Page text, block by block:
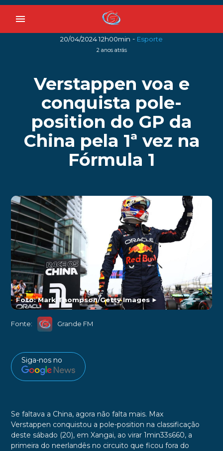
menu
20/04/2024 12h00min - Esporte
2 anos atrás
Verstappen voa e
conquista pole-
position do GP da
China pela 1ª vez na
Fórmula 1
Foto: Mark Thompson/Getty Images►
Fonte: Grande FM
Siga-nos no
Se faltava a China, agora não falta mais. Max
Verstappen conquistou a pole-position na classificação
deste sábado (20), em Xangai, ao virar 1min33s660, a
primeira do neerlandês no circuito que ficou fora do